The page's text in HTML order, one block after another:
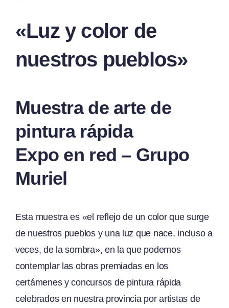
«Luz y color de
nuestros pueblos»
Muestra de arte de
pintura rápida
Expo en red – Grupo
Muriel
Esta muestra es «el reflejo de un color que surge
de nuestros pueblos y una luz que nace, incluso a
veces, de la sombra», en la que podemos
contemplar las obras premiadas en los
certámenes y concursos de pintura rápida
celebrados en nuestra provincia por artistas de